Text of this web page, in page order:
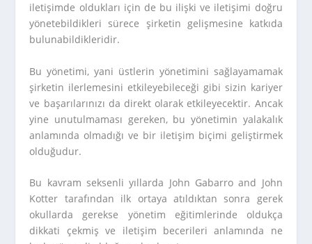
iletişimde oldukları için de bu ilişki ve iletişimi doğru
yönetebildikleri sürece şirketin gelişmesine katkıda
bulunabildikleridir.
Bu yönetimi, yani üstlerin yönetimini sağlayamamak
şirketin ilerlemesini etkileyebileceği gibi sizin kariyer
ve başarılarınızı da direkt olarak etkileyecektir. Ancak
yine unutulmaması gereken, bu yönetimin yalakalık
anlamında olmadığı ve bir iletişim biçimi geliştirmek
olduğudur.
Bu kavram seksenli yıllarda John Gabarro and John
Kotter tarafından ilk ortaya atıldıktan sonra gerek
okullarda gerekse yönetim eğitimlerinde oldukça
dikkati çekmiş ve iletişim becerileri anlamında ne